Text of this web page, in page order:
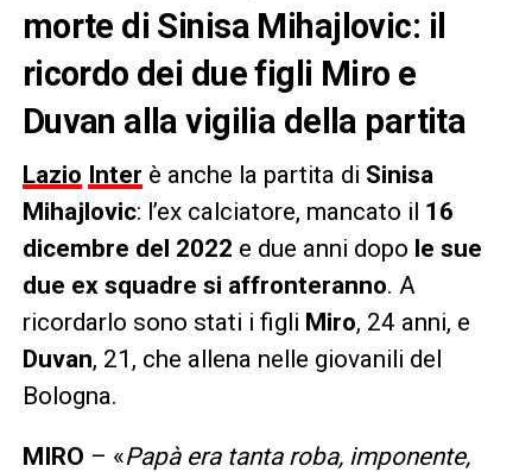
morte di Sinisa Mihajlovic: il
ricordo dei due figli Miro e
Duvan alla vigilia della partita
Lazio Inter è anche la partita di Sinisa
Mihajlovic: l’ex calciatore, mancato il 16
dicembre del 2022 e due anni dopo le sue
due ex squadre si affronteranno. A
ricordarlo sono stati i figli Miro, 24 anni, e
Duvan, 21, che allena nelle giovanili del
Bologna.
MIRO – «Papà era tanta roba, imponente,